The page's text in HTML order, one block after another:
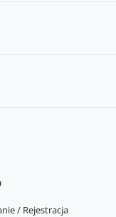
/ Rejestracja